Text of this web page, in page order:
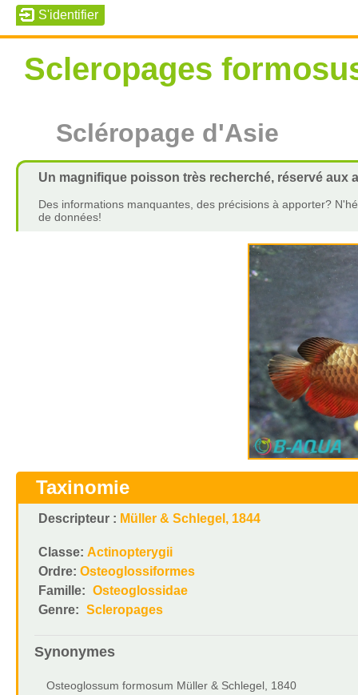
Scleropages
Scléropage d'Asie
Un magnifique poisson très recherché, réservé aux
Des informations manquantes, des précisions à apporter?
de données!
Taxinomie
Descripteur : Müller & Schlegel, 1844
Classe: Actinopterygii
Ordre: Osteoglossiformes
Famille: Osteoglossidae
Genre: Scleropages
Synonymes
Osteoglossum formosum Müller & Schlegel, 1840